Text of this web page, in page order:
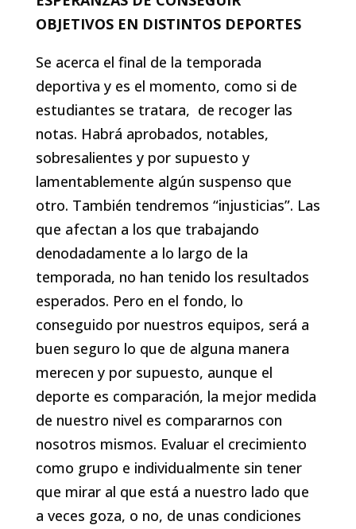
OBJETIVOS EN DISTINTOS DEPORTES
Se acerca el final de la temporada
deportiva y es el momento, como si de
estudiantes se tratara, de recoger las
notas. Habrá aprobados, notables,
sobresalientes y por supuesto y
lamentablemente algún suspenso que
otro. También tendremos “injusticias”. Las
que afectan a los que trabajando
denodadamente a lo largo de la
temporada, no han tenido los resultados
esperados. Pero en el fondo, lo
conseguido por nuestros equipos, será a
buen seguro lo que de alguna manera
merecen y por supuesto, aunque el
deporte es comparación, la mejor medida
de nuestro nivel es compararnos con
nosotros mismos. Evaluar el crecimiento
como grupo e individualmente sin tener
que mirar al que está a nuestro lado que
a veces goza, o no, de unas condiciones